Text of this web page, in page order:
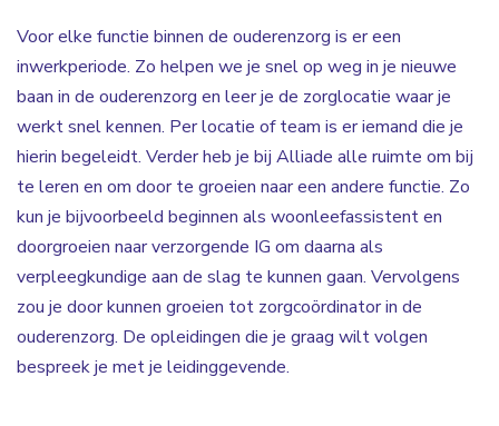
Voor elke functie binnen de ouderenzorg is er een
inwerkperiode. Zo helpen we je snel op weg in je nieuwe
baan in de ouderenzorg en leer je de zorglocatie waar je
werkt snel kennen. Per locatie of team is er iemand die je
hierin begeleidt. Verder heb je bij Alliade alle ruimte om bij
te leren en om door te groeien naar een andere functie. Zo
kun je bijvoorbeeld beginnen als woonleefassistent en
doorgroeien naar verzorgende IG om daarna als
verpleegkundige aan de slag te kunnen gaan. Vervolgens
zou je door kunnen groeien tot zorgcoördinator in de
ouderenzorg. De opleidingen die je graag wilt volgen
bespreek je met je leidinggevende.